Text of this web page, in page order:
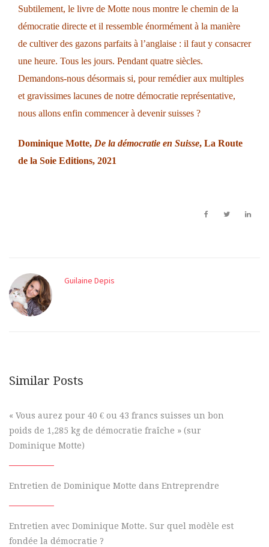
Subtilement, le livre de Motte nous montre le chemin de la
démocratie directe et il ressemble énormément à la manière
de cultiver des gazons parfaits à l’anglaise : il faut y consacrer
une heure. Tous les jours. Pendant quatre siècles.
Demandons-nous désormais si, pour remédier aux multiples
et gravissimes lacunes de notre démocratie représentative,
nous allons enfin commencer à devenir suisses ?
Dominique Motte, De la démocratie en Suisse, La Route
de la Soie Editions, 2021
Guilaine Depis
Similar Posts
« Vous aurez pour 40 € ou 43 francs suisses un bon
poids de 1,285 kg de démocratie fraîche » (sur
Dominique Motte)
Entretien de Dominique Motte dans Entreprendre
Entretien avec Dominique Motte. Sur quel modèle est
fondée la démocratie ?